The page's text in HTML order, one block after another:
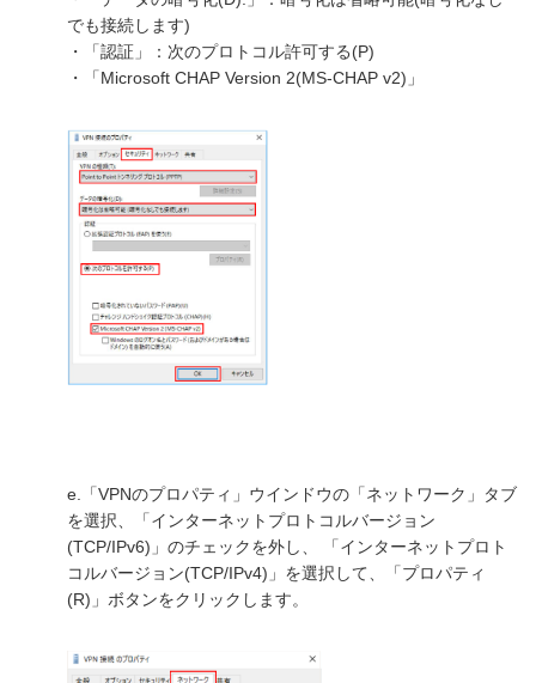
でも接続します)
・「認証」：次のプロトコル許可する(P)
・「Microsoft CHAP Version 2(MS-CHAP v2)」
e.「VPNのプロパティ」ウインドウの「ネットワーク」タブ
を選択、「インターネットプロトコルバージョン
(TCP/IPv6)」のチェックを外し、 「インターネットプロト
コルバージョン(TCP/IPv4)」を選択して、「プロパティ
(R)」ボタンをクリックします。